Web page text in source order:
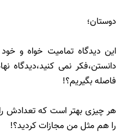
دوستان؛
این دیدگاه تمامیت خواه و
دانستن،فکر نمی کنید،دیدگاه
فاصله بگیریم؟!
هر چیزی بهتر است که تعدادش را
را هم مثل من مجازات کردید؟!